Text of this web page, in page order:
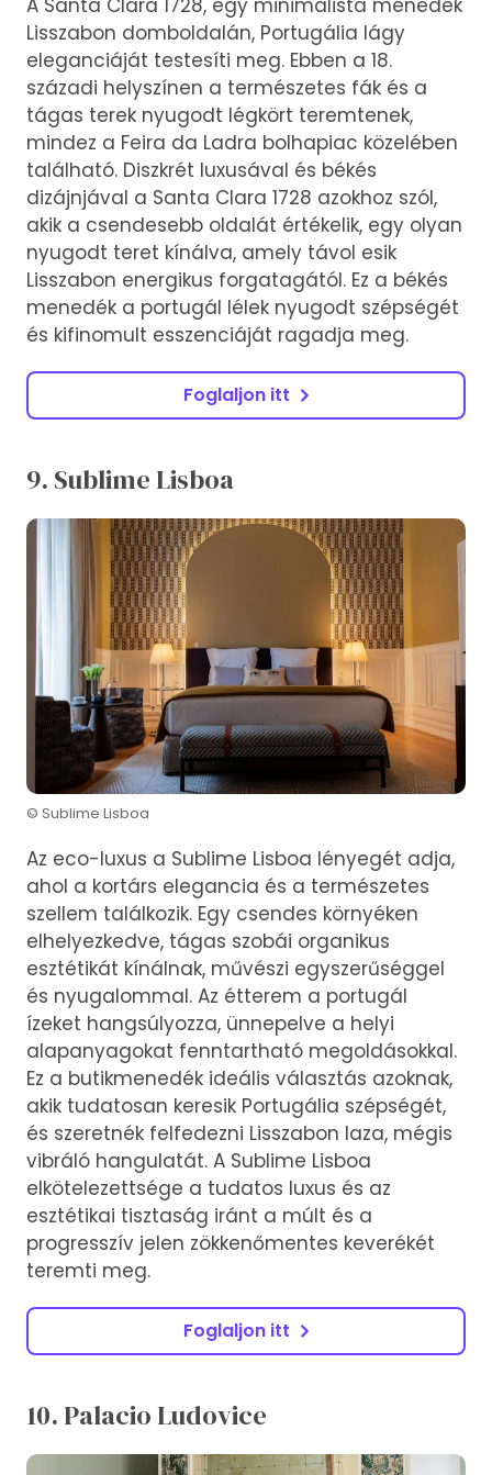
A Santa Clara 1728, egy minimalista menedék
Lisszabon domboldalán, Portugália lágy
eleganciáját testesíti meg. Ebben a 18.
századi helyszínen a természetes fák és a
tágas terek nyugodt légkört teremtenek,
mindez a Feira da Ladra bolhapiac közelében
található. Diszkrét luxusával és békés
dizájnjával a Santa Clara 1728 azokhoz szól,
akik a csendesebb oldalát értékelik, egy olyan
nyugodt teret kínálva, amely távol esik
Lisszabon energikus forgatagától. Ez a békés
menedék a portugál lélek nyugodt szépségét
és kifinomult esszenciáját ragadja meg.
Foglaljon itt
9. Sublime Lisboa
© Sublime Lisboa
Az eco-luxus a Sublime Lisboa lényegét adja,
ahol a kortárs elegancia és a természetes
szellem találkozik. Egy csendes környéken
elhelyezkedve, tágas szobái organikus
esztétikát kínálnak, művészi egyszerűséggel
és nyugalommal. Az étterem a portugál
ízeket hangsúlyozza, ünnepelve a helyi
alapanyagokat fenntartható megoldásokkal.
Ez a butikmenedék ideális választás azoknak,
akik tudatosan keresik Portugália szépségét,
és szeretnék felfedezni Lisszabon laza, mégis
vibráló hangulatát. A Sublime Lisboa
elkötelezettsége a tudatos luxus és az
esztétikai tisztaság iránt a múlt és a
progresszív jelen zökkenőmentes keverékét
teremti meg.
Foglaljon itt
10. Palacio Ludovice